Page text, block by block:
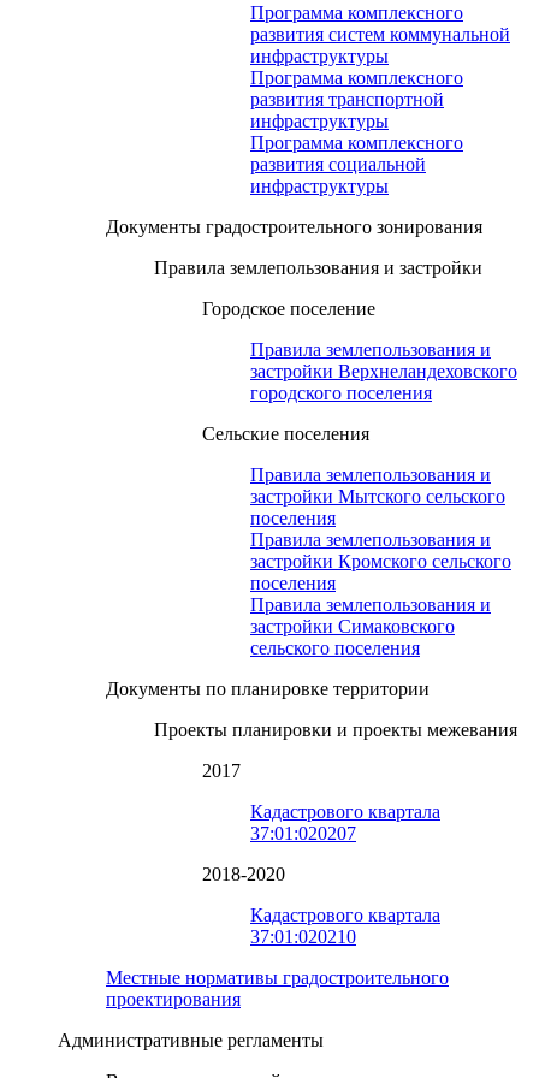
Программа комплексного
развития систем коммунальной
инфраструктуры
Программа комплексного
развития транспортной
инфраструктуры
Программа комплексного
развития социальной
инфраструктуры
Документы градостроительного зонирования
Правила землепользования и застройки
Городское поселение
Правила землепользования и
застройки Верхнеландеховского
городского поселения
Сельские поселения
Правила землепользования и
застройки Мытского сельского
поселения
Правила землепользования и
застройки Кромского сельского
поселения
Правила землепользования и
застройки Симаковского
сельского поселения
Документы по планировке территории
Проекты планировки и проекты межевания
2017
Кадастрового квартала
37:01:020207
2018-2020
Кадастрового квартала
37:01:020210
Местные нормативы градостроительного
проектирования
Административные регламенты